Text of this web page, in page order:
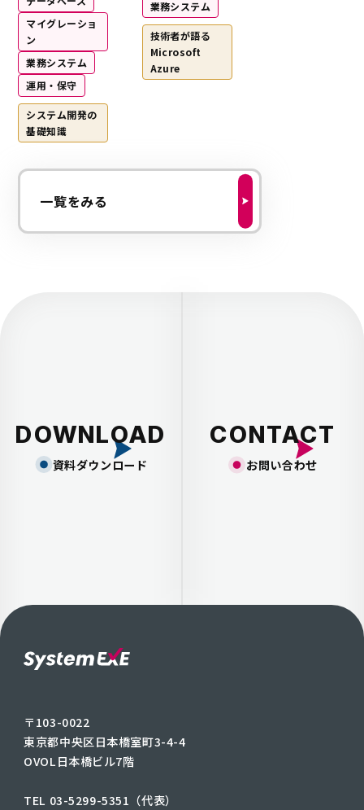
マイグレーショ
ン
業務システム
運用・保守
システム開発の
基礎知識
業務システム
技術者が語る
Microsoft
Azure
一覧をみる
DOWNLOAD
資料ダウンロード
CONTACT
お問い合わせ
〒103-0022
東京都中央区日本橋室町3-4-4
OVOL日本橋ビル7階
TEL 03-5299-5351（代表）